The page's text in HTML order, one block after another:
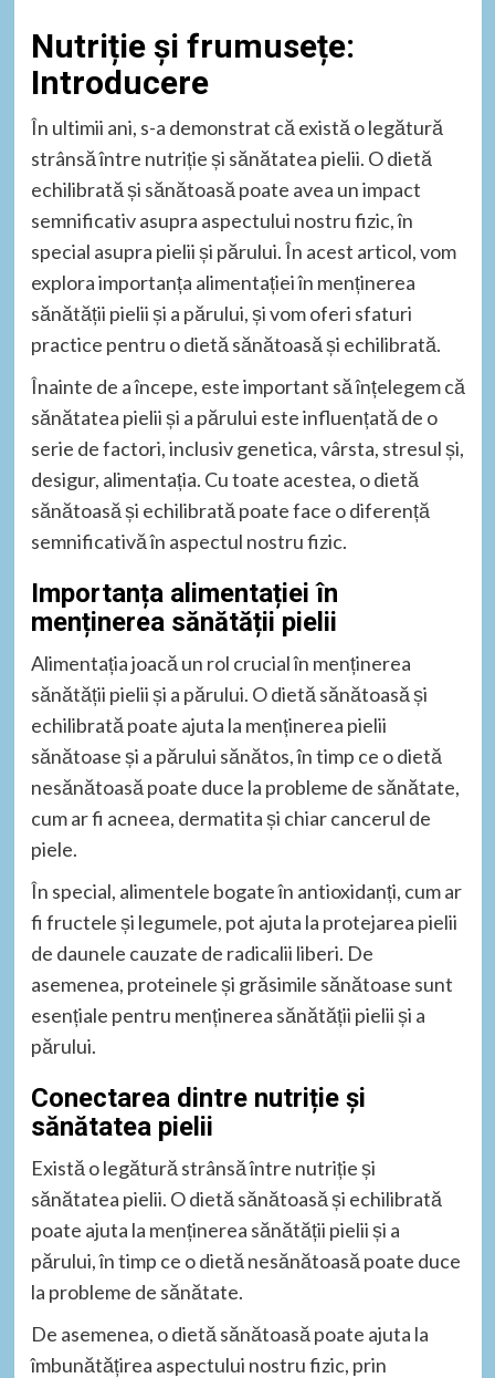
Nutriție și frumusețe:
Introducere
În ultimii ani, s-a demonstrat că există o legătură
strânsă între nutriție și sănătatea pielii. O dietă
echilibrată și sănătoasă poate avea un impact
semnificativ asupra aspectului nostru fizic, în
special asupra pielii și părului. În acest articol, vom
explora importanța alimentației în menținerea
sănătății pielii și a părului, și vom oferi sfaturi
practice pentru o dietă sănătoasă și echilibrată.
Înainte de a începe, este important să înțelegem că
sănătatea pielii și a părului este influențată de o
serie de factori, inclusiv genetica, vârsta, stresul și,
desigur, alimentația. Cu toate acestea, o dietă
sănătoasă și echilibrată poate face o diferență
semnificativă în aspectul nostru fizic.
Importanța alimentației în
menținerea sănătății pielii
Alimentația joacă un rol crucial în menținerea
sănătății pielii și a părului. O dietă sănătoasă și
echilibrată poate ajuta la menținerea pielii
sănătoase și a părului sănătos, în timp ce o dietă
nesănătoasă poate duce la probleme de sănătate,
cum ar fi acneea, dermatita și chiar cancerul de
piele.
În special, alimentele bogate în antioxidanți, cum ar
fi fructele și legumele, pot ajuta la protejarea pielii
de daunele cauzate de radicalii liberi. De
asemenea, proteinele și grăsimile sănătoase sunt
esențiale pentru menținerea sănătății pielii și a
părului.
Conectarea dintre nutriție și
sănătatea pielii
Există o legătură strânsă între nutriție și
sănătatea pielii. O dietă sănătoasă și echilibrată
poate ajuta la menținerea sănătății pielii și a
părului, în timp ce o dietă nesănătoasă poate duce
la probleme de sănătate.
De asemenea, o dietă sănătoasă poate ajuta la
îmbunătățirea aspectului nostru fizic, prin